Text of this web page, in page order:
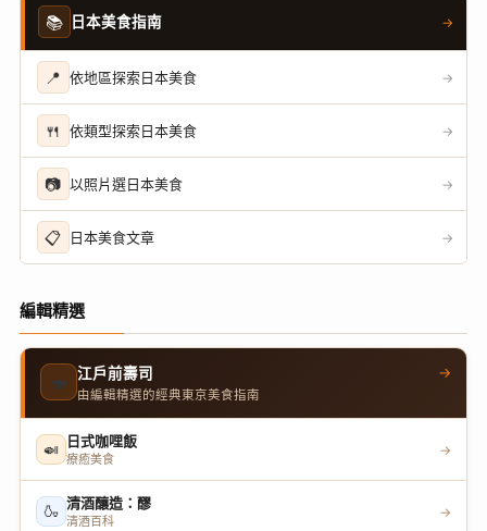
📚 日本美食指南 →
📍 依地區探索日本美食 →
🍴 依類型探索日本美食 →
📷 以照片選日本美食 →
📋 日本美食文章 →
編輯精選
🍣 江戶前壽司
由編輯精選的經典東京美食指南
→
🍛 日式咖哩飯
療癒美食
→
🍶 清酒釀造：醪
清酒百科
→